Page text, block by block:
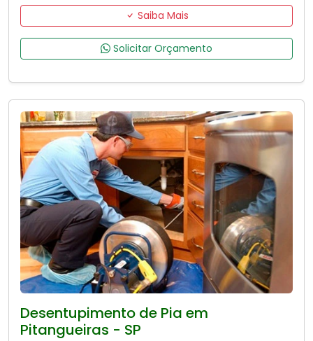
Saiba Mais
Solicitar Orçamento
Desentupimento de Pia em
Pitangueiras - SP